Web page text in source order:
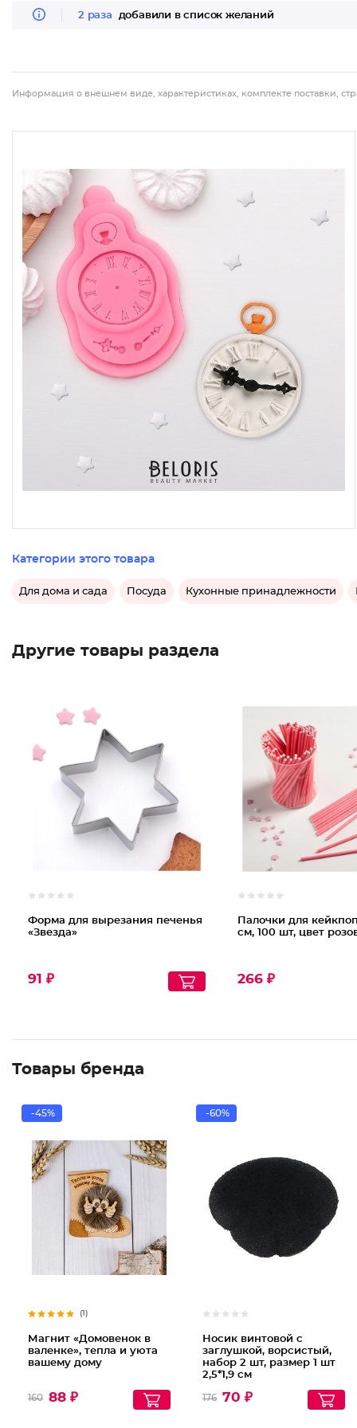
2 раза добавили в список желаний
Информация о внешнем виде, характеристиках, комплекте поставки,
Категории этого товара
Для дома и сада Посуда Кухонные принадлежности
Другие товары раздела
Форма для вырезания печенья
«Звезда»
91 ₽
Палочки для
см, 100 шт, цвет
266 ₽
Товары бренда
-45%
(1)
Магнит «Домовенок в
валенке», тепла и уюта
вашему дому
160 88 ₽
-60%
Носик винтовой с
заглушкой, ворсистый,
набор 2 шт, размер 1 шт
2,5*1,9 см
176 70 ₽